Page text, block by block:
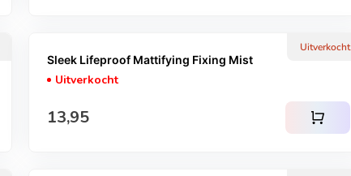
Uitverkocht
Sleek Lifeproof Mattifying Fixing Mist
Uitverkocht
Normale prijs
13,95 shopping_cart